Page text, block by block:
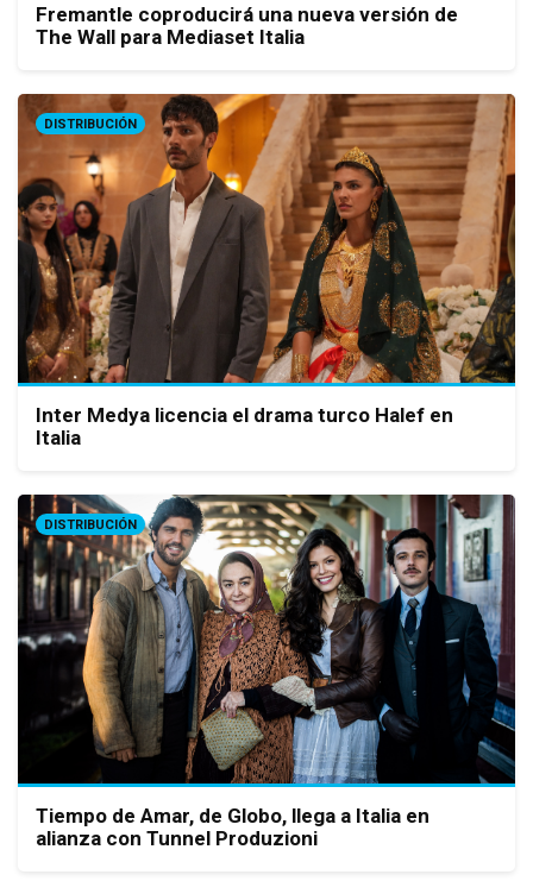
Fremantle coproducirá una nueva versión de
The Wall para Mediaset Italia
DISTRIBUCIÓN
Inter Medya licencia el drama turco Halef en
Italia
DISTRIBUCIÓN
Tiempo de Amar, de Globo, llega a Italia en
alianza con Tunnel Produzioni